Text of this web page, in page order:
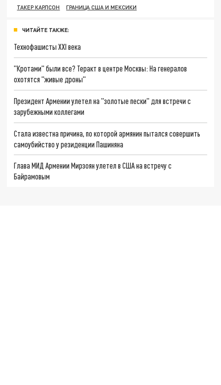
ТАКЕР КАРЛСОН
ГРАНИЦА США И МЕКСИКИ
ЧИТАЙТЕ ТАКЖЕ:
Технофашисты XXI века
"Кротами" были все? Теракт в центре Москвы: На генералов
охотятся "живые дроны"
Президент Армении улетел на "золотые пески" для встречи с
зарубежными коллегами
Стала известна причина, по которой армянин пытался совершить
самоубийство у резиденции Пашиняна
Глава МИД Армении Мирзоян улетел в США на встречу с
Байрамовым